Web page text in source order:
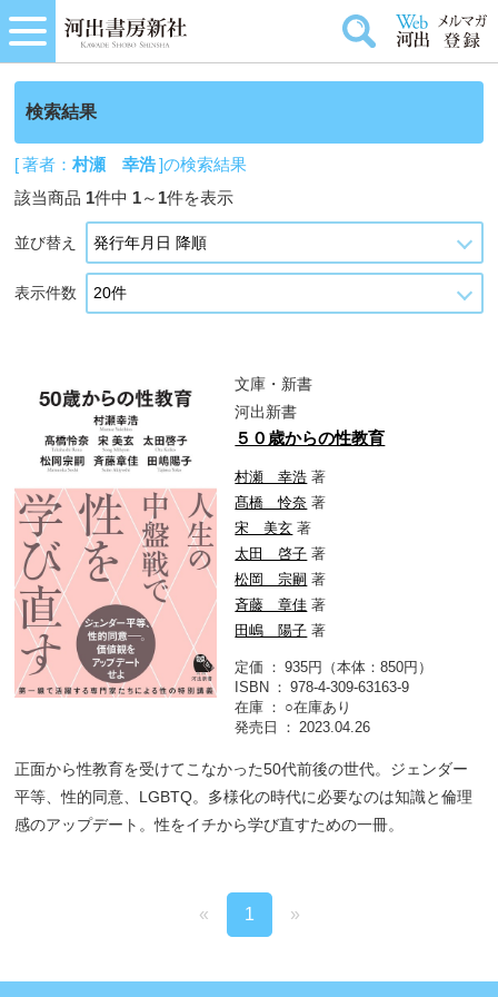
検索結果
[ 著者：村瀬 幸浩]の検索結果
該当商品 1件中 1～ 1件を表示
並び替え
表示件数
文庫・新書
河出新書
５０歳からの性教育
村瀬 幸浩 著
髙橋 怜奈 著
宋 美玄 著
太田 啓子 著
松岡 宗嗣 著
斉藤 章佳 著
田嶋 陽子 著
定価
935円（本体：850円）
ISBN
978-4-309-63163-9
在庫
○在庫あり
発売日
2023.04.26
正面から性教育を受けてこなかった50代前後の世代。ジェンダー
平等、性的同意、LGBTQ。多様化の時代に必要なのは知識と倫理
感のアップデート。性をイチから学び直すための一冊。
« 1 »